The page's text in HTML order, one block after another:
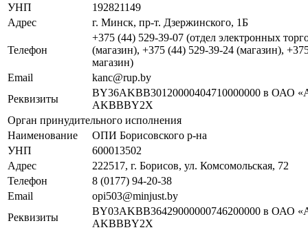
УНП
192821149
Адрес
г. Минск, пр-т. Дзержинского, 1Б
Телефон
+375 (44) 529-39-07 (отдел электронных
(магазин), +375 (44) 529-39-24 (магазин),
магазин)
Email
kanc@rup.by
Реквизиты
BY36AKBB30120000404710000000 в ОАО
AKBBBY2X
Орган принудительного исполнения
Наименование
ОПИ Борисовского р-на
УНП
600013502
Адрес
222517, г. Борисов, ул. Комсомольская, 72
Телефон
8 (0177) 94-20-38
Email
opi503@minjust.by
Реквизиты
BY03AKBB36429000000746200000 в ОАО
AKBBBY2X